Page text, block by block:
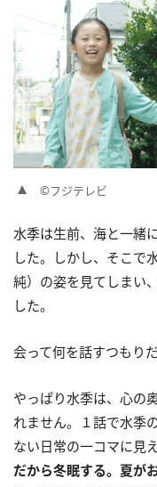
©フジテレビ
水季は生前、海と一緒
した。しかし、そこで
純）の姿を見てしまい
した。
会って何を話すつもり
やっぱり水季は、心の
れません。１話で水季
ない日常の一コマに見
だから冬眠する。夏が